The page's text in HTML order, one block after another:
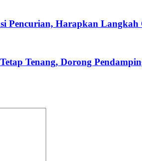
Pencurian, Harapkan Langkah
Tenang, Dorong